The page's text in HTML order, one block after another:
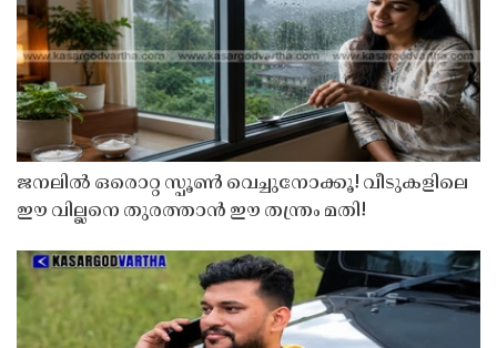
ജനലിൽ ഒരൊറ്റ സ്പൂൺ വെച്ചുനോക്കൂ! വീടുകളിലെ
ഈ വില്ലനെ തുരത്താൻ ഈ തന്ത്രം മതി!